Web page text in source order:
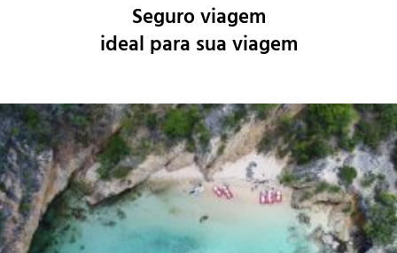
Seguro viagem
ideal para sua viagem